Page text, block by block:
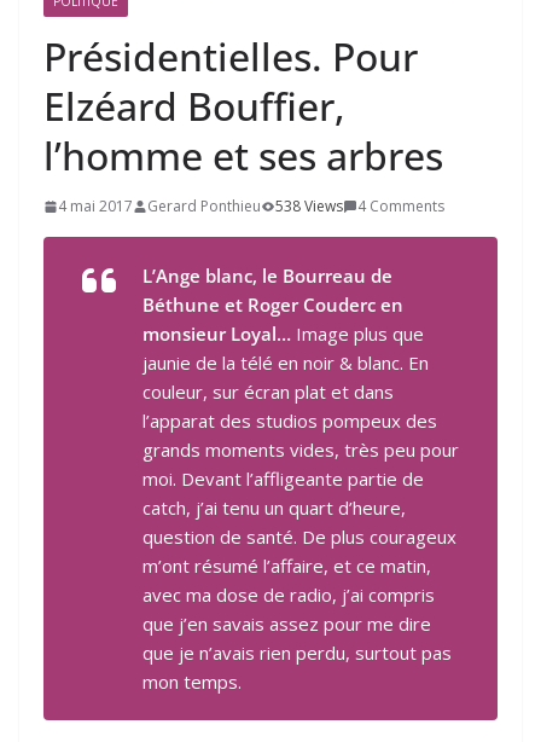
Présidentielles. Pour
Elzéard Bouffier,
l’homme et ses arbres
4 mai 2017 Gerard Ponthieu 538 Views 4 Comments
L’Ange blanc, le Bourreau de
Béthune et Roger Couderc en
monsieur Loyal… Image plus que
jaunie de la télé en noir & blanc. En
couleur, sur écran plat et dans
l’apparat des studios pompeux des
grands moments vides, très peu pour
moi. Devant l’affligeante partie de
catch, j’ai tenu un quart d’heure,
question de santé. De plus courageux
m’ont résumé l’affaire, et ce matin,
avec ma dose de radio, j’ai compris
que j’en savais assez pour me dire
que je n’avais rien perdu, surtout pas
mon temps.